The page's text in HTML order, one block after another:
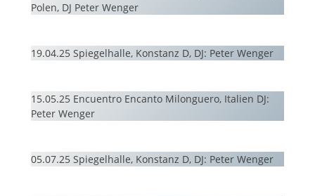
Polen, DJ Peter Wenger
19.04.25 Spiegelhalle, Konstanz D, DJ: Peter Wenger
15.05.25 Encuentro Encanto Milonguero, Italien DJ:
Peter Wenger
05.07.25 Spiegelhalle, Konstanz D, DJ: Peter Wenger